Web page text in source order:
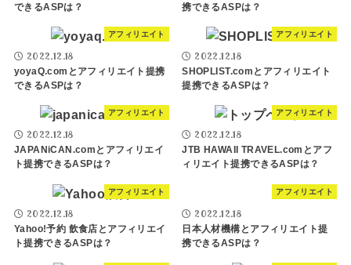
できるASPは？
携できるASPは？
アフィリエイト
2022.12.18
yoyaQ.comとアフィリエイト提携
できるASPは？
アフィリエイト
2022.12.18
SHOPLIST.comとアフィリエイト
提携できるASPは？
アフィリエイト
2022.12.18
JAPANiCAN.comとアフィリエイ
ト提携できるASPは？
アフィリエイト
2022.12.18
JTB HAWAII TRAVEL.comとアフ
ィリエイト提携できるASPは？
アフィリエイト
2022.12.18
Yahoo!予約 飲食店とアフィリエイ
ト提携できるASPは？
アフィリエイト
2022.12.18
日本人材機構とアフィリエイト提
携できるASPは？